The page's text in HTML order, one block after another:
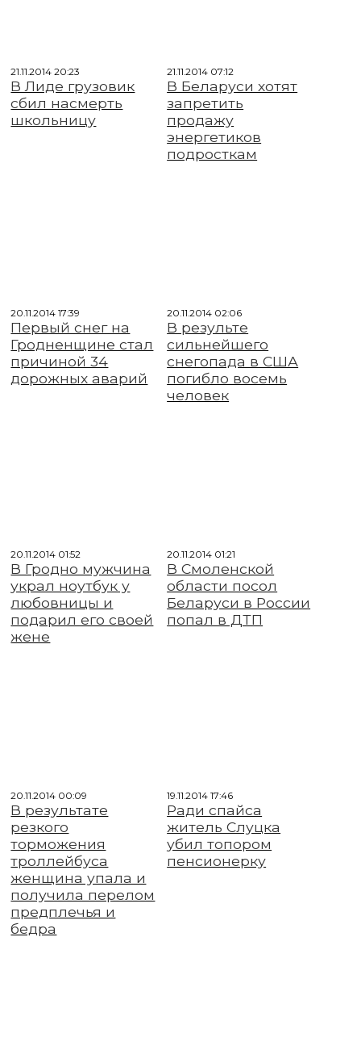
21.11.2014 20:23
В Лиде грузовик
сбил насмерть
школьницу
21.11.2014 07:12
В Беларуси хотят
запретить
продажу
энергетиков
подросткам
20.11.2014 17:39
Первый снег на
Гродненщине стал
причиной 34
дорожных аварий
20.11.2014 02:06
В результе
сильнейшего
снегопада в США
погибло восемь
человек
20.11.2014 01:52
В Гродно мужчина
украл ноутбук у
любовницы и
подарил его своей
жене
20.11.2014 01:21
В Смоленской
области посол
Беларуси в России
попал в ДТП
20.11.2014 00:09
В результате
резкого
торможения
троллейбуса
женщина упала и
получила перелом
предплечья и
бедра
19.11.2014 17:46
Ради спайса
житель Слуцка
убил топором
пенсионерку